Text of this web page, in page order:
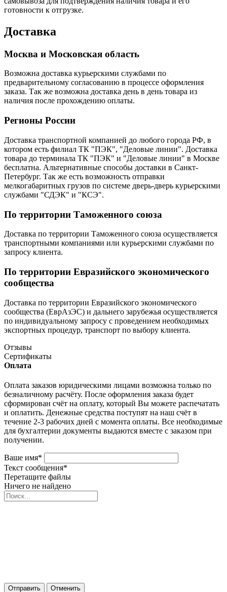
готовности к отгрузке.
Доставка
Москва и Московская область
Возможна доставка курьерскими службами по
предварительному согласованию в процессе оформления
заказа. Так же возможна доставка день в день товара из
наличия после прохождению оплаты.
Регионы России
Доставка транспортной компанией до любого города РФ, в
котором есть филиал ТК "ПЭК", "Деловые линии". Доставка
товара до терминала ТК "ПЭК" и "Деловые линии" в Москве
бесплатна. Альтернативные способы доставки в Санкт-
Петербург. Так же есть возможность отправки
мелкогабаритных грузов по системе дверь-дверь курьерскими
службами "СДЭК" и "КСЭ".
По территории Таможенного союза
Доставка по территории Таможенного союза осуществляется
транспортными компаниями или курьерскими службами по
запросу клиента.
По территории Евразийского экономического
сообщества
Доставка по территории Евразийского экономического
сообщества (ЕврАзЭС) и дальнего зарубежья осуществляется
по индивидуальному запросу с проведением необходимых
экспортных процедур, транспорт по выбору клиента.
Отзывы
Сертификаты
Оплата
Оплата заказов юридическими лицами возможна только по
безналичному расчёту. После оформления заказа будет
сформирован счёт на оплату, который Вы можете распечатать
и оплатить. Денежные средства поступят на наш счёт в
течение 2-3 рабочих дней с момента оплаты. Все необходимые
для бухгалтерии документы выдаются вместе с заказом при
получении.
Ваше имя*
Текст сообщения*
Перетащите файлы
Ничего не найдено
Отправить Отменить